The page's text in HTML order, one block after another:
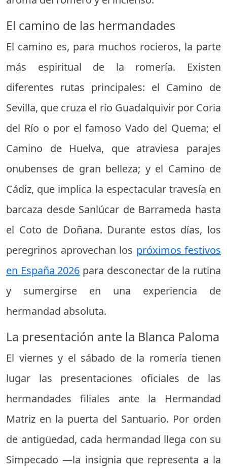
El camino de las hermandades
El camino es, para muchos rocieros, la parte
más espiritual de la romería. Existen
diferentes rutas principales: el Camino de
Sevilla, que cruza el río Guadalquivir por Coria
del Río o por el famoso Vado del Quema; el
Camino de Huelva, que atraviesa parajes
onubenses de gran belleza; y el Camino de
Cádiz, que implica la espectacular travesía en
barcaza desde Sanlúcar de Barrameda hasta
el Coto de Doñana. Durante estos días, los
peregrinos aprovechan los próximos festivos
en España 2026 para desconectar de la rutina
y sumergirse en una experiencia de
hermandad absoluta.
La presentación ante la Blanca Paloma
El viernes y el sábado de la romería tienen
lugar las presentaciones oficiales de las
hermandades filiales ante la Hermandad
Matriz en la puerta del Santuario. Por orden
de antigüedad, cada hermandad llega con su
Simpecado —la insignia que representa a la